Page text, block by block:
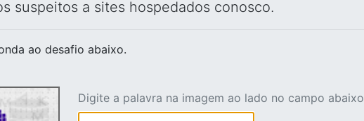
suspeitos a sites hospedados conosco.
ao desafio abaixo.
Digite a palavra na imagem ao lado no campo abaixo